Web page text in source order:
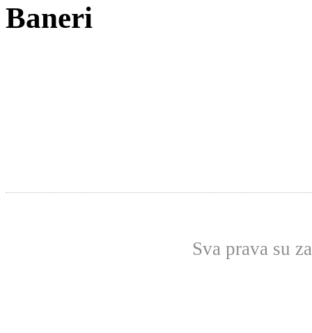
Baneri
Sva prava su